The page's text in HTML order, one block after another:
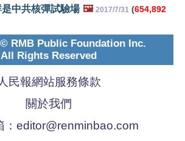
中共核彈試驗場 🖼️ 2017/7/31 (654,892
RMB Public Foundation Inc.
All Rights Reserved
人民報網站服務條款
關於我們
editor@renminbao.com